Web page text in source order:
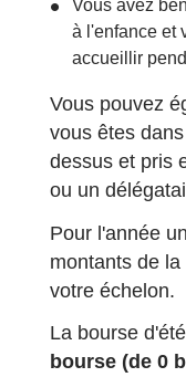
Vous avez
à l'enfance et
accueillir
Vous pouvez
vous êtes
dessus et pris
ou un
Pour l'année
montants de
votre échelon.
La bourse
bourse (de 0